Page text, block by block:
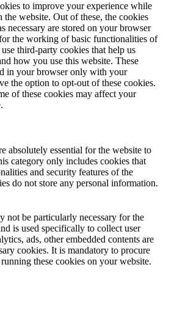
to improve your experience while
the website. Out of these, the cookies
necessary are stored on your browser
the working of basic functionalities of
third-party cookies that help us
how you use this website. These
in your browser only with your
the option to opt-out of these cookies.
of these cookies may affect your
absolutely essential for the website to
category only includes cookies that
and security features of the
do not store any personal information.
not be particularly necessary for the
is used specifically to collect user
ads, other embedded contents are
cookies. It is mandatory to procure
these cookies on your website.